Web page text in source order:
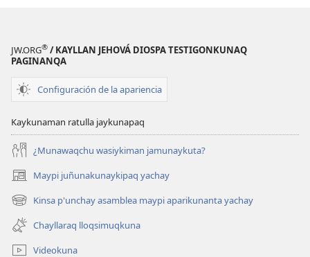
2022
JW.ORG® / KAYLLAN JEHOVÁ DIOSPA TESTIGONKUNAQ
PAGINANQA
Configuración de la apariencia
Kaykunaman ratulla jaykunapaq
¿Munawaqchu wasiykiman jamunaykuta?
Maypi juñunakunaykipaq yachay
(abre
una
nueva
ventana)
Kinsa p'unchay asamblea maypi aparikunanta yachay
(abre
una
nueva
ventana)
Chayllaraq lloqsimuqkuna
Videokuna